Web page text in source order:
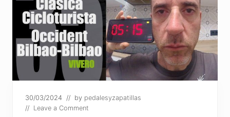
30/03/2024 // by pedalesyzapatillas
// Leave a Comment